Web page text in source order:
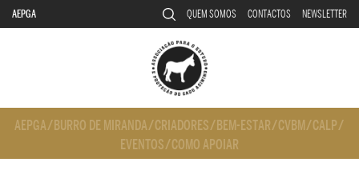
AEPGA QUEM SOMOS CONTACTOS NEWSLETTER
AEPGA/ BURRO DE MIRANDA/CRIADORES/ BEM-ESTAR/CVBM/CALP/
EVENTOS/COMO APOIAR